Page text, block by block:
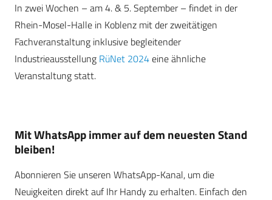
In zwei Wochen – am 4. & 5. September – findet in der
Rhein-Mosel-Halle in Koblenz mit der zweitätigen
Fachveranstaltung inklusive begleitender
Industrieausstellung RüNet 2024eine ähnliche
Veranstaltung statt.
Mit WhatsApp immer auf dem neuesten Stand
bleiben!
Abonnieren Sie unseren WhatsApp-Kanal, um die
Neuigkeiten direkt auf Ihr Handy zu erhalten. Einfach den